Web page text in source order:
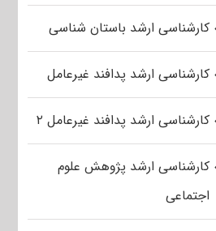
کارشناسی ارشد باستان شناسی
کارشناسی ارشد پدافند غیرعامل
کارشناسی ارشد پدافند غیرعامل ۲
کارشناسی ارشد پژوهش علوم
اجتماعی